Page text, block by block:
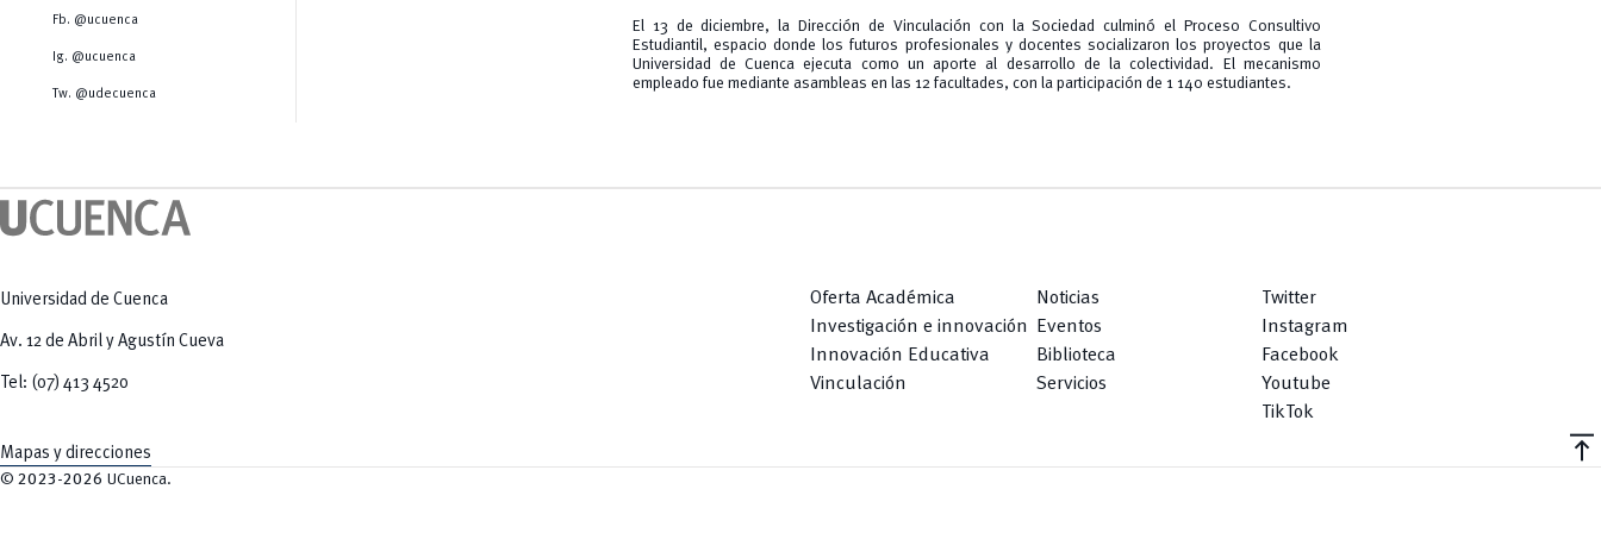
Tecnologías
Radio Universitaria
Sostenibilidad
Fb. @ucuenca
Ig. @ucuenca
Tw. @udecuenca
El 13 de diciembre, la Dirección de Vinculación con la Sociedad culminó el Proceso Consultivo
Estudiantil, espacio donde los futuros profesionales y docentes socializaron los proyectos que la
Universidad de Cuenca ejecuta como un aporte al desarrollo de la colectividad. El mecanismo
empleado fue mediante asambleas en las 12 facultades, con la participación de 1 140 estudiantes.
Universidad de Cuenca
Av. 12 de Abril y Agustín Cueva
Tel: (07) 413 4520
Mapas y direcciones
Oferta Académica
Investigación e innovación
Innovación Educativa
Vinculación
Noticias
Eventos
Biblioteca
Servicios
Twitter
Instagram
Facebook
Youtube
TikTok
vertical_align_top
© 2023-2026 UCuenca.